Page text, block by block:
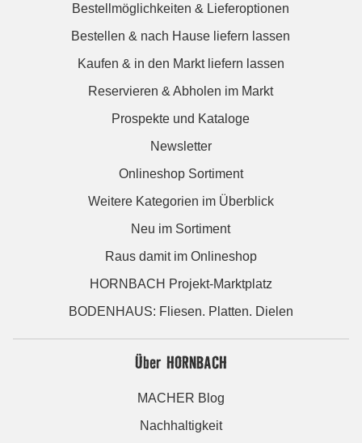
Bestellmöglichkeiten & Lieferoptionen
Bestellen & nach Hause liefern lassen
Kaufen & in den Markt liefern lassen
Reservieren & Abholen im Markt
Prospekte und Kataloge
Newsletter
Onlineshop Sortiment
Weitere Kategorien im Überblick
Neu im Sortiment
Raus damit im Onlineshop
HORNBACH Projekt-Marktplatz
BODENHAUS: Fliesen. Platten. Dielen
Über HORNBACH
MACHER Blog
Nachhaltigkeit